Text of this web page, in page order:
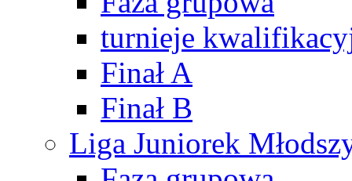
turnieje
Finał A
Finał B
Liga Juniorek